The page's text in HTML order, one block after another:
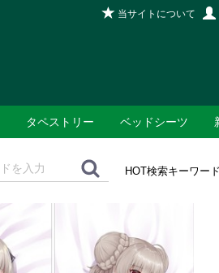
当サイトについて
HOT検索キーワー
タペストリー ベッドシーツ